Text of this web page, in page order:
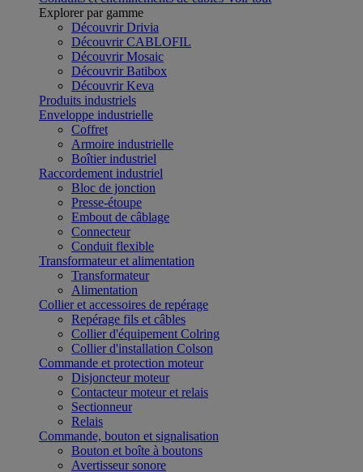
Explorer par gamme
Découvrir Drivia
Découvrir CABLOFIL
Découvrir Mosaic
Découvrir Batibox
Découvrir Keva
Produits industriels
Enveloppe industrielle
Coffret
Armoire industrielle
Boîtier industriel
Raccordement industriel
Bloc de jonction
Presse-étoupe
Embout de câblage
Connecteur
Conduit flexible
Transformateur et alimentation
Transformateur
Alimentation
Collier et accessoires de repérage
Repérage fils et câbles
Collier d'équipement Colring
Collier d'installation Colson
Commande et protection moteur
Disjoncteur moteur
Contacteur moteur et relais
Sectionneur
Relais
Commande, bouton et signalisation
Bouton et boîte à boutons
Avertisseur sonore